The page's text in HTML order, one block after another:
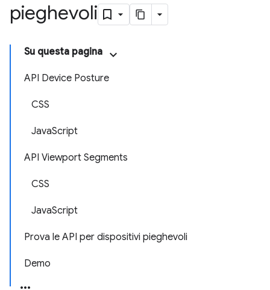
pieghevoli
Su questa pagina
API Device Posture
CSS
JavaScript
API Viewport Segments
CSS
JavaScript
Prova le API per dispositivi pieghevoli
Demo